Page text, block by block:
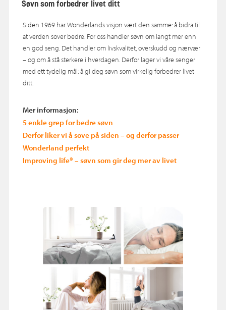
Søvn som forbedrer livet ditt
Siden 1969 har Wonderlands visjon vært den samme: å bidra til
at verden sover bedre. For oss handler søvn om langt mer enn
en god seng. Det handler om livskvalitet, overskudd og nærvær
– og om å stå sterkere i hverdagen. Derfor lager vi våre senger
med ett tydelig mål: å gi deg søvn som virkelig forbedrer livet
ditt.
Mer informasjon:
5 enkle grep for bedre søvn
Derfor liker vi å sove på siden – og derfor passer
Wonderland perfekt
Improving life® – søvn som gir deg mer av livet